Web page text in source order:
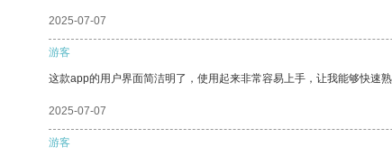
2025-07-07
游客
这款app的用户界面简洁明了，使用起来非常容易上手，让我能够快速
2025-07-07
游客